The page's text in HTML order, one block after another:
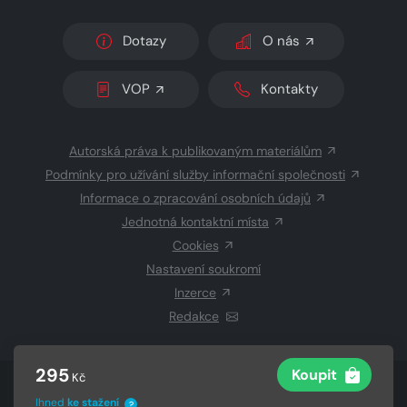
295 Kč Koupit
Ihned ke stažení
Dotazy O nás
VOP Kontakty
Autorská práva k publikovaným materiálům
Podmínky pro užívání služby informační společnosti
Informace o zpracování osobních údajů
Jednotná kontaktní místa
Cookies
Nastavení soukromí
Inzerce
Redakce
© 2026 Copyright CZECH NEWS CENTER a.s.a dodavatelé